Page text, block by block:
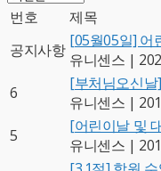
번호 제목
공지사항 [05월05일] 어
유니센스 |
6
[부처님오신
유니센스 |
5
[어린이날 및
유니센스 |